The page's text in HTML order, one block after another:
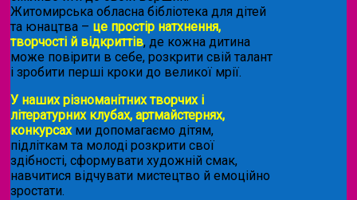
Житомирська обласна бібліотека для дітей
та юнацтва – це простір натхнення,
творчості й відкриттів, де кожна дитина
може повірити в себе, розкрити свій талант
і зробити перші кроки до великої мрії.
У наших різноманітних творчих і
літературних клубах, артмайстернях,
конкурсахми допомагаємо дітям,
підліткам та молоді розкрити свої
здібності, сформувати художній смак,
навчитися відчувати мистецтво й емоційно
зростати.